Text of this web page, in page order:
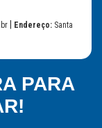
Endereço: Santa
PARA